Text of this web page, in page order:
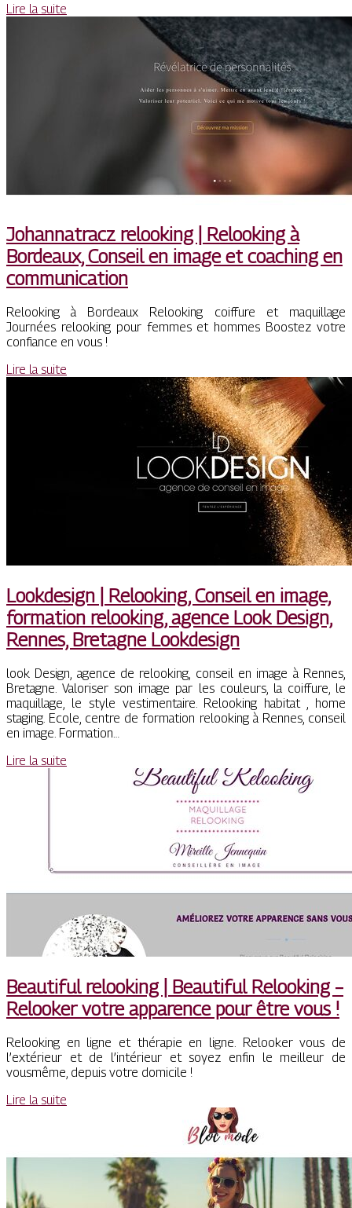
Lire la suite
Jo­han­nat­racz relooking | Relooking à
Bordeaux, Conseil en image et coaching en
com­munica­tion
Relooking à Bordeaux Relooking coiffure et maquillage
Journées relooking pour femmes et hommes Boostez votre
confiance en vous !
Lire la suite
Lookdesign | Relooking, Conseil en image,
formation relooking, agence Look Design,
Rennes, Bretagne Lookdesign
look Design, agence de relooking, conseil en image à Rennes,
Bretagne. Valoriser son image par les couleurs, la coiffure, le
maquillage, le style vestimentaire. Relooking habitat , home
staging. Ecole, centre de formation relooking à Rennes, conseil
en image. Formation…
Lire la suite
Beautiful relooking | Beautiful Relooking –
Relooker votre apparence pour être vous !
Relooking en ligne et thérapie en ligne. Relooker vous de
l’extérieur et de l’intérieur et soyez enfin le meilleur de
vousmême, depuis votre domicile !
Lire la suite